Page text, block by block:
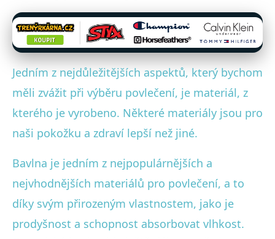
Jedním z nejdůležitějších aspektů, který bychom
měli zvážit při výběru povlečení, je materiál, z
kterého je vyrobeno. Některé materiály jsou pro
naši pokožku a zdraví lepší než jiné.
Bavlna je jedním z nejpopulárnějších a
nejvhodnějších materiálů pro povlečení, a to
díky svým přirozeným vlastnostem, jako je
prodyšnost a schopnost absorbovat vlhkost.